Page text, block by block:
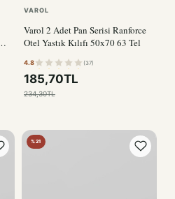
VAROL
Varol 2 Adet Pan Serisi Ranforce
Otel Yastık Kılıfı 50x70 63 Tel
4.8 (37)
185,70TL
234,30TL
%21